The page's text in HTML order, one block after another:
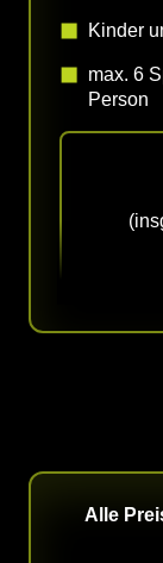
Kinder
max. 6
Person
Alle